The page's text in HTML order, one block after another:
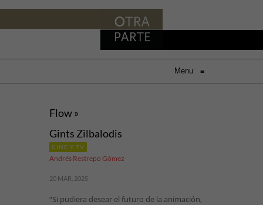
Menu ≡
Flow »
Gints Zilbalodis
CINE Y TV
Andrés Restrepo Gómez
20 MAR, 2025
“Si pudiera desear el futuro de la animación,